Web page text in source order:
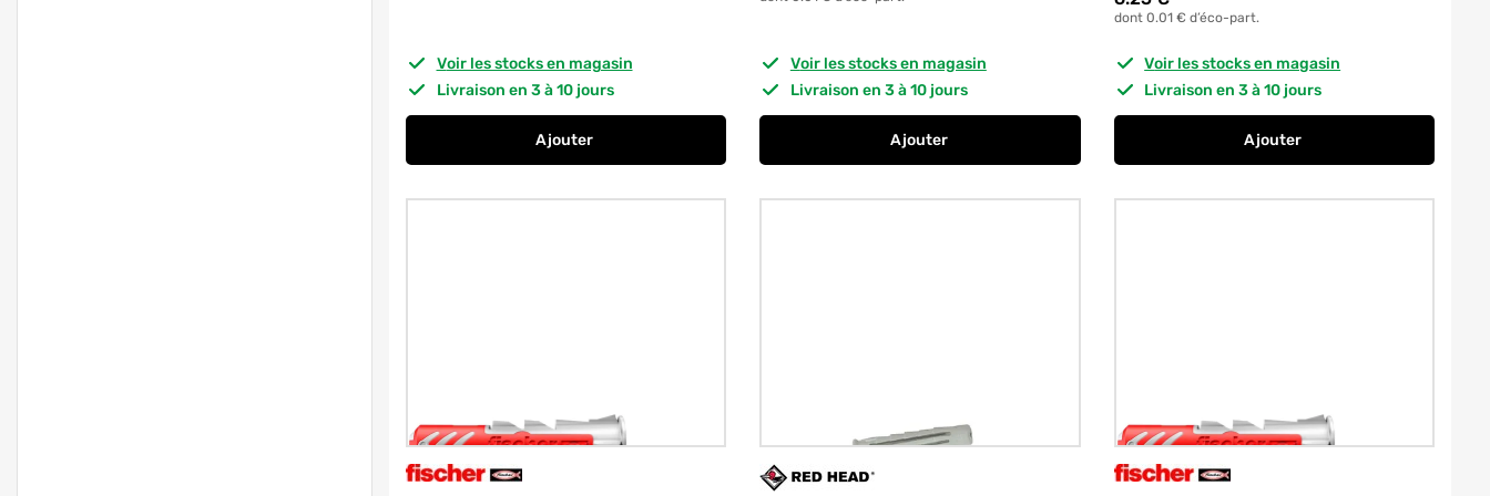
Voir les stocks en magasin
Livraison en 3 à 10 jours
Ajouter
Chevilles tous matériaux DuoPower 12 x 60 mm par 10 FISCHER
Voir les stocks en magasin
Livraison en 3 à 10 jours
Ajouter
Chevilles Nortech 5 x 25 mm par 30 RED HEAD
dont 0.01 € d’éco-part.
Voir les stocks en magasin
Livraison en 3 à 10 jours
Ajouter
Chevilles tous matériaux